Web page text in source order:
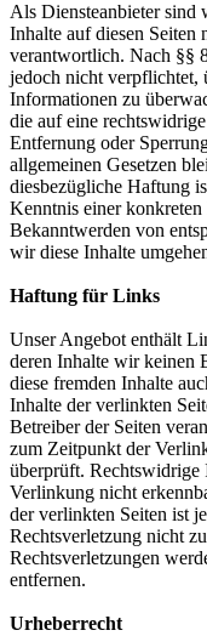
Als Diensteanbieter sind
Inhalte auf diesen Seiten
verantwortlich. Nach §§
jedoch nicht verpflichtet,
Informationen zu
die auf eine
Entfernung oder
allgemeinen Gesetzen
diesbezügliche Haftung
Kenntnis einer
Bekanntwerden von
wir diese Inhalte
Haftung für Links
Unser Angebot enthält
deren Inhalte wir keinen
diese fremden Inhalte
Inhalte der verlinkten
Betreiber der Seiten
zum Zeitpunkt der
überprüft. Rechtswidrige
Verlinkung nicht
der verlinkten Seiten ist
Rechtsverletzung nicht
Rechtsverletzungen
entfernen.
Urheberrecht